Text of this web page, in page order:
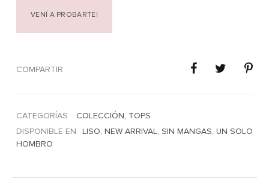
VENÍ A PROBARTE!
COMPARTIR
CATEGORÍAS COLECCIÓN, TOPS
DISPONIBLE EN
LISO, NEW ARRIVAL, SIN MANGAS, UN SOLO
HOMBRO